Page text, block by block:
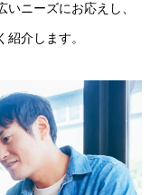
ニーズにお応えし、
紹介します。